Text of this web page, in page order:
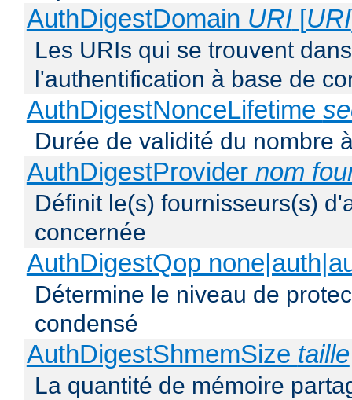
AuthDigestDomain URI[URI
Les URIs qui se trouvent
l'authentification à base de
AuthDigestNonceLifetime
Durée de validité du nombre
AuthDigestProvider nom
Définit le(s) fournisseurs(s)
concernée
AuthDigestQop
Détermine le niveau de
condensé
AuthDigestShmemSize taille
La quantité de mémoire